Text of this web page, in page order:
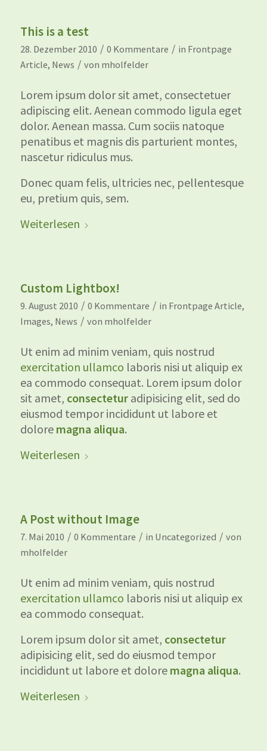
This is a test
28. Dezember 2010 / 0 Kommentare / in Frontpage
Article, News / von mholfelder
Lorem ipsum dolor sit amet, consectetuer
adipiscing elit. Aenean commodo ligula eget
dolor. Aenean massa. Cum sociis natoque
penatibus et magnis dis parturient montes,
nascetur ridiculus mus.
Donec quam felis, ultricies nec, pellentesque
eu, pretium quis, sem.
Weiterlesen
Custom Lightbox!
9. August 2010 / 0 Kommentare / in Frontpage Article,
Images, News / von mholfelder
Ut enim ad minim veniam, quis nostrud
exercitation ullamco laboris nisi ut aliquip ex
ea commodo consequat. Lorem ipsum dolor
sit amet, consecteturadipisicing elit, sed do
eiusmod tempor incididunt ut labore et
dolore magna aliqua.
Weiterlesen
A Post without Image
7. Mai 2010 / 0 Kommentare / in Uncategorized / von
mholfelder
Ut enim ad minim veniam, quis nostrud
exercitation ullamco laboris nisi ut aliquip ex
ea commodo consequat.
Lorem ipsum dolor sit amet, consectetur
adipisicing elit, sed do eiusmod tempor
incididunt ut labore et dolore magna aliqua.
Weiterlesen